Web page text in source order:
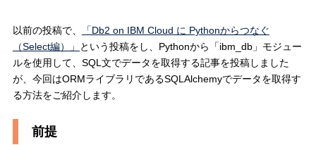
以前の投稿で、
「Db2 on IBM Cloud に Pythonからつなぐ
（Select編）」
という投稿をし、Pythonから「ibm_db」モジュー
ルを使用して、SQL文でデータを取得する記事を投稿しました
が、今回はORMライブラリであるSQLAlchemyでデータを取得す
る方法をご紹介します。
前提